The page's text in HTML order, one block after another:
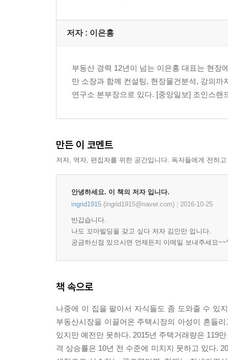
수익률의 함정에 빠지지 말자
수익률이 낮다면 가치 상승의 가능성을 찾아라
꼬마 빌딩 신축하기 2_건축
꼬마 빌딩 신축하기 3_가구 수 제한
꼬마 빌딩 경매받기 1_경매절차
꼬마 빌딩 관련 인터넷조사는 이렇게 하자
사업자등록, 어떻게 할 것인가?
꼬마 빌딩 취득시 발생하는 세금 1_취득세
꼬마 빌딩 취득시 발생하는 세금 2_부가가치세
행복 투자를 위한 코칭 2_100%를 만족시키는 완
Part 4 돈 되는 꼬마 빌딩을 만드는 것은 관리다
임대료 관리가 중요하다
꼬마 빌딩, 공실 관리는 정말 중요하다
건물 관리를 잘하는 것이 경쟁력이다
임대차계약 또는 갱신시 주의점은 무엇인가?
꼬마 빌딩 보유시 발생하는 세금 1_재산세와 종합
저자 : 이은홍
부동산 경력 12년이 넘는 이은홍 대표는 현장
만 소장과 함께 컨설팅, 현장물건분석, 강의
연구소 본부장으로 있다. [중앙일보] 조인스
만든 이 코멘트
저자, 역자, 편집자를 위한 공간입니다. 독자들에게 전하
안녕하세요. 이 책의 저자 입니다.
ingrid1915 (ingrid1915@naver.com) 2016-10-25
반갑습니다.
나도 꼬마빌딩을 갖고 싶다 저자 김인만 입니다.
궁금하신점 있으시면 언제든지 이메일 보내주세요
책 속으로
나중에 이 집을 팔아서 자식들도 좀 도와줄 수 있
부동산시장을 이끌어온 주택시장의 아성이 흔들
있지만 예전만 못하다. 2015년 주택거래량은 119
격 상승률은 10년 전 수준에 미치지 못하고 있다.